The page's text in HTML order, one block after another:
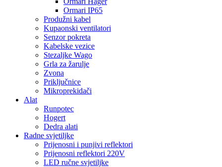
Ormari IP65
Produžni kabel
Kupaonski ventilatori
Senzor pokreta
Kabelske vezice
Stezaljke Wago
Grla za žarulje
Zvona
Priključnice
Mikroprekidači
Alat
Runpotec
Hogert
Dedra alati
Radne svjetiljke
Prijenosni i punjivi reflektori
Prijenosni reflektori 220V
LED ručne svjetiljke